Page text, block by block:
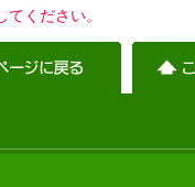
ください。